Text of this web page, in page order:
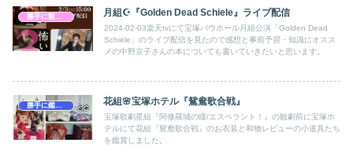
勝手に観劇感想文 月組☪︎『Golden Dead Schiele』ライブ配信
2024-02-03楽天tvにて宝塚バウホール月組公演「Golden Dead
Schiele」のライブ配信を見たので感想と事前予習・知識にオスス
メの中野京子さんの本についても書いていきたいと思います。
勝手に鑑賞感想文 花組🌸宝塚ホテル『鴛鴦歌合戦』
宝塚歌劇星組『阿修羅城の瞳/エスペラント！』の観劇前に宝塚ホ
テルにて花組『鴛鴦歌合戦』のお衣装と和物レビューの小道具たち
を鑑賞しました。